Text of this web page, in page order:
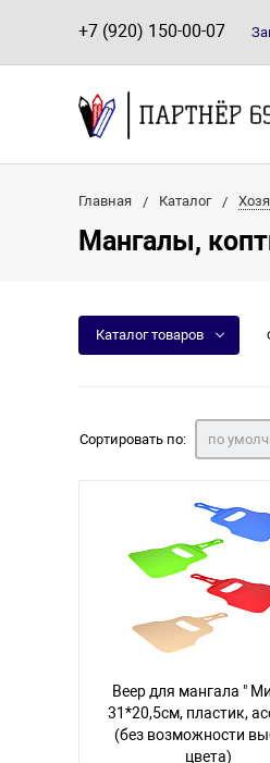
+7 (920) 150-00-07
Главная Каталог
Мангалы,
Каталог товаров
Сортировать по: по
Веер для мангала "
31*20,5см, пластик,
(без возможности
цвета)